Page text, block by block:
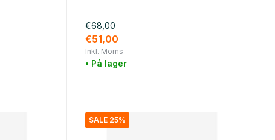
€68,00
€51,00
Inkl. Moms
• På lager
SALE 25%